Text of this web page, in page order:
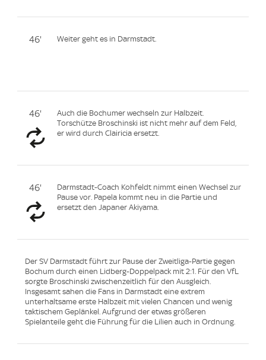
46' Weiter geht es in Darmstadt.
46'
Auch die Bochumer wechseln zur Halbzeit.
Torschütze Broschinski ist nicht mehr auf dem Feld,
er wird durch Clairicia ersetzt.
46'
Darmstadt-Coach Kohfeldt nimmt einen Wechsel zur
Pause vor. Papela kommt neu in die Partie und
ersetzt den Japaner Akiyama.
Der SV Darmstadt führt zur Pause der Zweitliga-Partie gegen
Bochum durch einen Lidberg-Doppelpack mit 2:1. Für den VfL
sorgte Broschinski zwischenzeitlich für den Ausgleich.
Insgesamt sahen die Fans in Darmstadt eine extrem
unterhaltsame erste Halbzeit mit vielen Chancen und wenig
taktischem Geplänkel. Aufgrund der etwas größeren
Spielanteile geht die Führung für die Lilien auch in Ordnung.